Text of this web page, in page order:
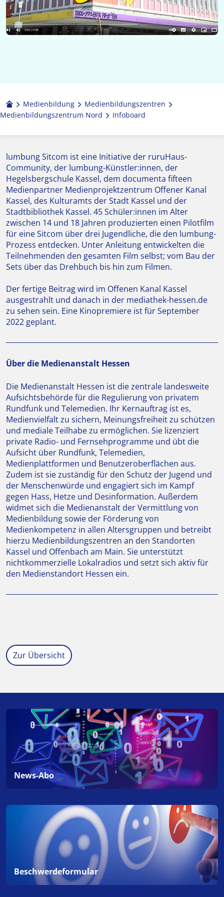
Medienbildung
Medien­bildungs­zentren
Medienbildungszentrum Nord
Infoboard
lumbung Sitcom ist eine Initiative der ruruHaus-
Community, der lumbung-Künstler:innen, der
Hegelsbergschule Kassel, dem documenta fifteen
Medienpartner Medienprojektzentrum Offener Kanal
Kassel, des Kulturamts der Stadt Kassel und der
Stadtbibliothek Kassel. 45 Schüler:innen im Alter
zwischen 14 und 18 Jahren produzierten einen Pilotfilm
für eine Sitcom über drei Jugendliche, die den lumbung-
Prozess entdecken. Unter Anleitung entwickelten die
Teilnehmenden den gesamten Film selbst; vom Bau der
Sets über das Drehbuch bis hin zum Filmen.
Der fertige Beitrag wird im Offenen Kanal Kassel
ausgestrahlt und danach in der mediathek-hessen.de
zu sehen sein. Eine Kinopremiere ist für September
2022 geplant.
Über die Medienanstalt Hessen
Die Medienanstalt Hessen ist die zentrale landesweite
Aufsichtsbehörde für die Regulierung von privatem
Rundfunk und Telemedien. Ihr Kernauftrag ist es,
Medienvielfalt zu sichern, Meinungsfreiheit zu schützen
und mediale Teilhabe zu ermöglichen. Sie lizenziert
private Radio- und Fernsehprogramme und übt die
Aufsicht über Rundfunk, Telemedien,
Medienplattformen und Benutzeroberflächen aus.
Zudem ist sie zuständig für den Schutz der Jugend und
der Menschenwürde und engagiert sich im Kampf
gegen Hass, Hetze und Desinformation. Außerdem
widmet sich die Medienanstalt der Vermittlung von
Medienbildung sowie der Förderung von
Medienkompetenz in allen Altersgruppen und betreibt
hierzu Medienbildungszentren an den Standorten
Kassel und Offenbach am Main. Sie unterstützt
nichtkommerzielle Lokalradios und setzt sich aktiv für
den Medienstandort Hessen ein.
Zur Übersicht
News-Abo
Beschwerdeformular